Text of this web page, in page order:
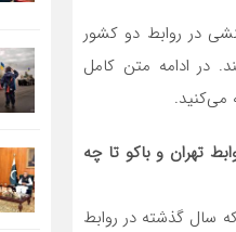
در روابط دو کشور
در ادامه متن کامل
می‌کنید.
تهران و باکو تا چه
سال گذشته در روابط